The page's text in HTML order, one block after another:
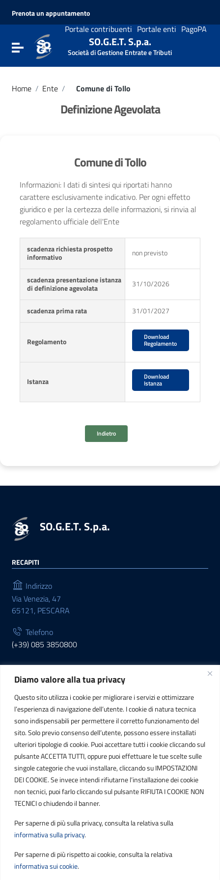
Diamo valore alla tua privacy
Questo sito utilizza i cookie per migliorare i servizi e ottimizzare
l’esperienza di navigazione dell’utente. I cookie di natura tecnica
sono indispensabili per permettere il corretto funzionamento del
sito. Solo previo consenso dell’utente, possono essere installati
ulteriori tipologie di cookie. Puoi accettare tutti i cookie cliccando sul
pulsante ACCETTA TUTTI, oppure puoi effettuare le tue scelte sulle
singole categorie che vuoi installare, cliccando su IMPOSTAZIONI
DEI COOKIE. Se invece intendi rifiutarne l’installazione dei cookie
non tecnici, puoi farlo cliccando sul pulsante RIFIUTA I COOKIE NON
TECNICI o chiudendo il banner.
Per saperne di più sulla privacy, consulta la relativa sulla
informativa sulla privacy.
Per saperne di più rispetto ai cookie, consulta la relativa
informativa sui cookie.
Vai al menu di navigazione
Prenota un appuntamento
Portale contribuenti Portale enti PagoPA
Attiva / disattiva la navigazione
SO.G.E.T. S.p.a.
Società di Gestione Entrate e Tributi
Home / Ente / Comune di Tollo
Definizione Agevolata
Comune di Tollo
Informazioni: I dati di sintesi qui riportati hanno
carattere esclusivamente indicativo. Per ogni effetto
giuridico e per la certezza delle informazioni, si rinvia al
regolamento ufficiale dell'Ente
scadenza richiesta prospetto
informativo non previsto
scadenza presentazione istanza
di definizione agevolata 31/10/2026
scadenza prima rata 31/01/2027
Regolamento Download
Regolamento
Istanza Download
Istanza
Indietro
SO.G.E.T. S.p.a.
RECAPITI
Indirizzo
Via Venezia, 47
65121, PESCARA
Telefono
(+39) 085 3850800
INFORMAZIONI
C.F. / P.IVA
IT01807790686
POSTA ELETTRONICA
PEC
protocollo.sogetspa@pec.it
contribuenti@sogetspa.it
SEGUICI SU